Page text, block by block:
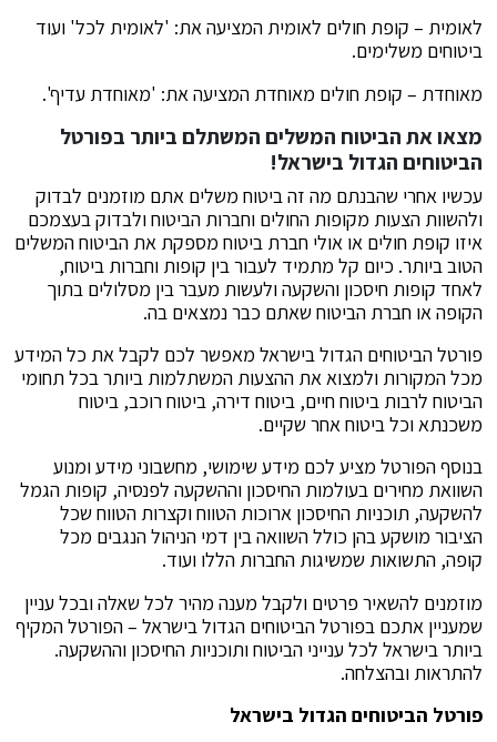
לאומית – קופת חולים לאומית המציעה את: 'לאומית לכל' ועוד
ביטוחים משלימים.
מאוחדת – קופת חולים מאוחדת המציעה את: 'מאוחדת עדיף'.
מצאו את הביטוח המשלים המשתלם ביותר בפורטל
הביטוחים הגדול בישראל!
עכשיו אחרי שהבנתם מה זה ביטוח משלים אתם מוזמנים לבדוק
ולהשוות הצעות מקופות החולים וחברות הביטוח ולבדוק בעצמכם
איזו קופת חולים או אולי חברת ביטוח מספקת את הביטוח המשלים
הטוב ביותר. כיום קל מתמיד לעבור בין קופות וחברות ביטוח,
לאחד קופות חיסכון והשקעה ולעשות מעבר בין מסלולים בתוך
הקופה או חברת הביטוח שאתם כבר נמצאים בה.
פורטל הביטוחים הגדול בישראל מאפשר לכם לקבל את כל המידע
מכל המקורות ולמצוא את ההצעות המשתלמות ביותר בכל תחומי
הביטוח לרבות ביטוח חיים, ביטוח דירה, ביטוח רוכב, ביטוח
משכנתא וכל ביטוח אחר שקיים.
בנוסף הפורטל מציע לכם מידע שימושי, מחשבוני מידע ומנוע
השוואת מחירים בעולמות החיסכון וההשקעה לפנסיה, קופות הגמל
להשקעה, תוכניות החיסכון ארוכות הטווח וקצרות הטווח שכל
הציבור מושקע בהן כולל השוואה בין דמי הניהול הנגבים מכל
קופה, התשואות שמשיגות החברות הללו ועוד.
מוזמנים להשאיר פרטים ולקבל מענה מהיר לכל שאלה ובכל עניין
שמעניין אתכם בפורטל הביטוחים הגדול בישראל – הפורטל המקיף
ביותר בישראל לכל ענייני הביטוח ותוכניות החיסכון וההשקעה.
להתראות ובהצלחה.
פורטל הביטוחים הגדול בישראל